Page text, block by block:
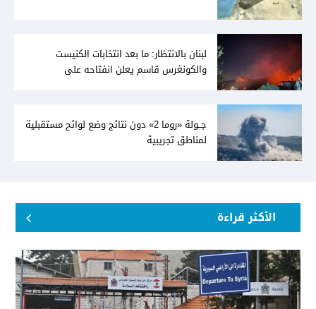
لبنان بالانتظار: ما بعد انتخابات الكنيست
والكونغرس قاسم يعلن انفتاحه على
جــولة «روما 2» دون نتائج وضع لوائح مستقبلية
لمناطق تجريبية
الأكثر قراءة